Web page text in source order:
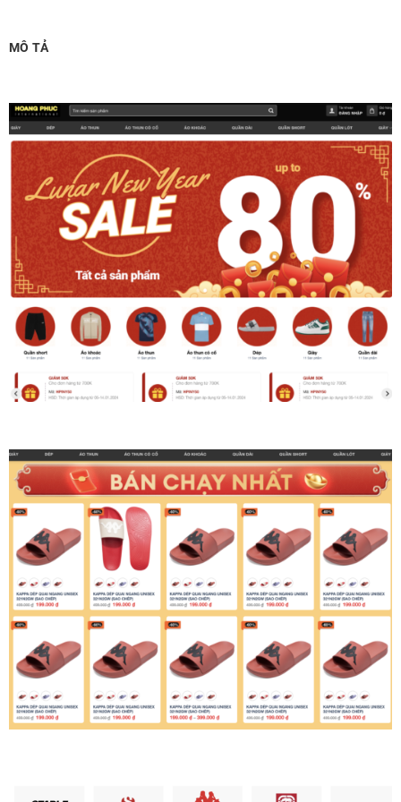
Tên miền quốc tế .com .net .org (1 năm)(+350,000 ₫)
Tên miền Việt Nam .vn (1 năm)(+550,000 ₫)
Hosting 2GB SSD (1 năm)
Hosting 4GB SSD (1 năm)
(+1,000,000 ₫)
Hosting 8GB SSD (1 năm)
(+1,200,000 ₫)
MÔ TẢ